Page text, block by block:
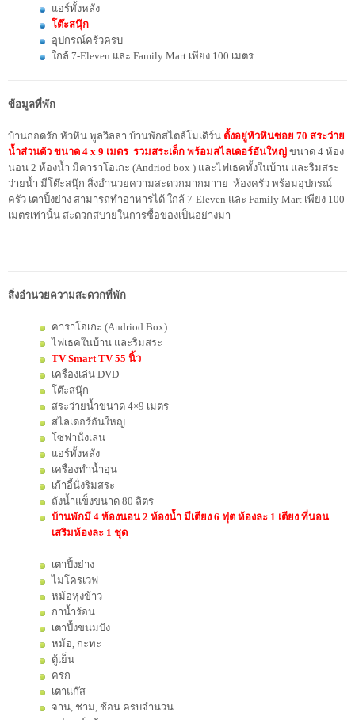
แอร์ทั้งหลัง
โต๊ะสนุ๊ก
อุปกรณ์ครัวครบ
ใกล้ 7-Eleven และ Family Mart เพียง 100 เมตร
ข้อมูลที่พัก
บ้านกอดรัก หัวหิน พูลวิลล่า บ้านพักสไตล์โมเดิร์น ตั้งอยู่หัวหินซอย 70 สระว่าย
น้ำส่วนตัว ขนาด 4 x 9 เมตร รวมสระเด็ก พร้อมสไลเดอร์อันใหญ่ ขนาด 4 ห้อง
นอน 2 ห้องน้ำ มีคาราโอเกะ (Andriod box ) และไฟเธคทั้งในบ้าน และริมสระ
ว่ายน้ำ มีโต๊ะสนุ๊ก สิ่งอำนวยความสะดวกมากมาาย ห้องครัว พร้อมอุปกรณ์
ครัว เตาปิ้งย่าง สามารถทำอาหารได้ ใกล้ 7-Eleven และ Family Mart เพียง 100
เมตรเท่านั้น สะดวกสบายในการซื้อของเป็นอย่างมา
สิ่งอำนวยความสะดวกที่พัก
คาราโอเกะ (Andriod Box)
ไฟเธคในบ้าน และริมสระ
TV Smart TV 55 นิ้ว
เครื่องเล่น DVD
โต๊ะสนุ๊ก
สระว่ายน้ำขนาด 4×9 เมตร
สไลเดอร์อันใหญ่
โซฟานั่งเล่น
แอร์ทั้งหลัง
เครื่องทำน้ำอุ่น
เก้าอี้นั่งริมสระ
ถังน้ำแข็งขนาด 80 ลิตร
บ้านพักมี 4 ห้องนอน 2 ห้องน้ำ มีเตียง 6 ฟุต ห้องละ 1 เตียง ที่นอน
เสริมห้องละ 1 ชุด
เตาปิ้งย่าง
ไมโครเวฟ
หม้อหุงข้าว
กาน้ำร้อน
เตาปิ้งขนมปัง
หม้อ, กะทะ
ตู้เย็น
ครก
เตาแก๊ส
จาน, ชาม, ช้อน ครบจำนวน